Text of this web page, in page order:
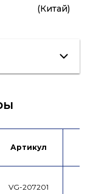
(Китай)
Артикул
VG-207201